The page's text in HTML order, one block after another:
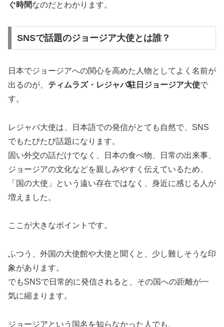
ぐ時間なのだとわかります。
SNSで話題のジョージア大使とは誰？
日本でジョージアへの関心を高めた人物としてよく名前が
出るのが、 ティムラズ・レジャバ駐日ジョージア大使で
す。
レジャバ大使は、日本語での発信がとても自然で、SNS
でもたびたび話題になります。
固い外交の話だけでなく、日本の食べ物、日常の出来事、
ジョージアの文化などを親しみやすく伝えているため、
「国の大使」という遠い存在ではなく、身近に感じる人が
増えました。
ここが大きなポイントです。
ふつう、外国の大使館や大使と聞くと、少し難しそうな印
象があります。
でもSNSで日常的に発信されると、その国への距離が一
気に縮まります。
ジョージアという国名を知らなかった人でも、